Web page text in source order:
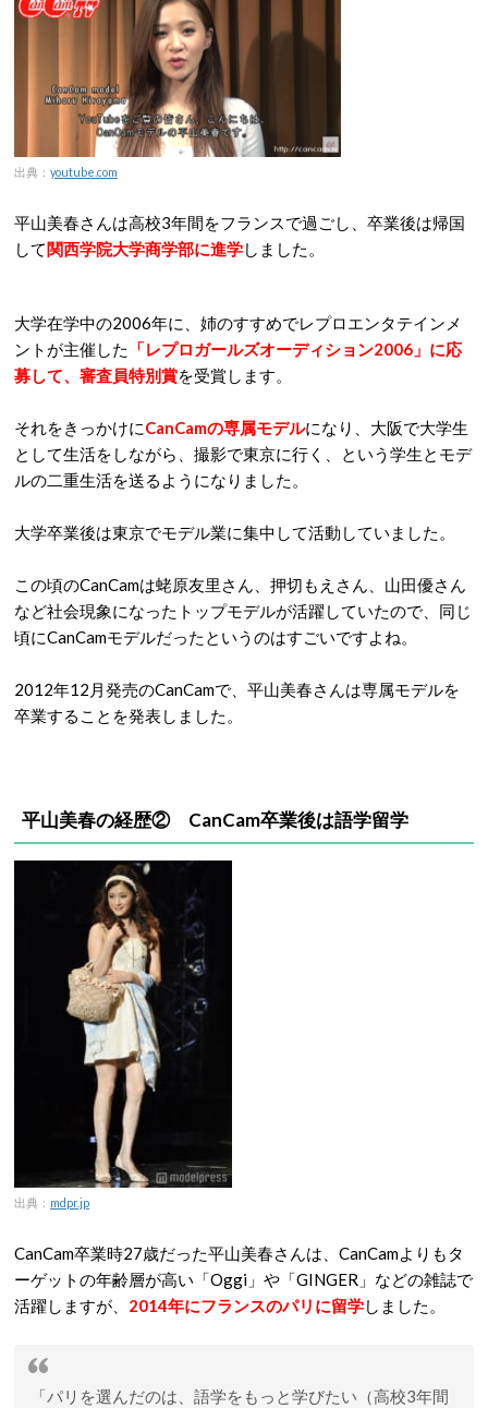
出典： youtube.com
平山美春さんは高校3年間をフランスで過ごし、卒業後は帰国
して関西学院大学商学部に進学しました。
大学在学中の2006年に、姉のすすめでレプロエンタテインメ
ントが主催した
「レプロガールズオーディション2006」に応
募して、審査員特別賞を受賞します。
それをきっかけにCanCamの専属モデルになり、大阪で大学生
として生活をしながら、撮影で東京に行く、という学生とモデ
ルの二重生活を送るようになりました。
大学卒業後は東京でモデル業に集中して活動していました。
この頃のCanCamは蛯原友里さん、押切もえさん、山田優さん
など社会現象になったトップモデルが活躍していたので、同じ
頃にCanCamモデルだったというのはすごいですよね。
2012年12月発売のCanCamで、平山美春さんは専属モデルを
卒業することを発表しました。
平山美春の経歴② CanCam卒業後は語学留学
出典： mdpr.jp
CanCam卒業時27歳だった平山美春さんは、CanCamよりもタ
ーゲットの年齢層が高い「Oggi」や「GINGER」などの雑誌で
活躍しますが、 2014年にフランスのパリに留学しました。
「パリを選んだのは、語学をもっと学びたい（高校3年間